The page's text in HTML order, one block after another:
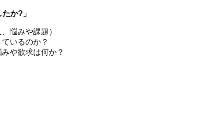
か?」
悩みや課題）
いるのか？
や欲求は何か？